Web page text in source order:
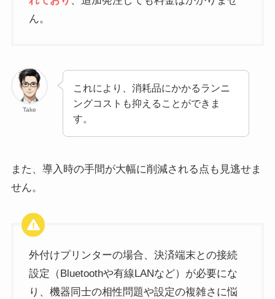
ん。
Take
これにより、消耗品にかかるランニ
ングコストも抑えることができま
す。
また、導入時の手間が大幅に削減される点も見逃せま
せん。
外付けプリンターの場合、決済端末との接続
設定（Bluetoothや有線LANなど）が必要にな
り、機器同士の相性問題や設定の複雑さに悩